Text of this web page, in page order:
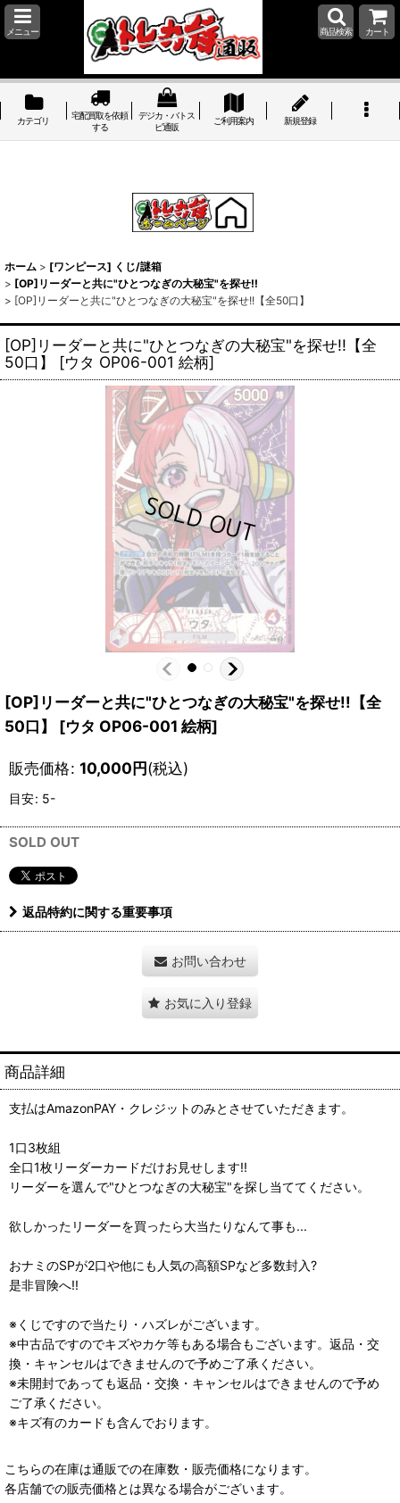
メニュー 商品検索 カート
カテゴリ
宅配買取を依頼
する
デジカ・バトス
ピ通販
ご利用案内 新規登録
ホーム > [ワンピース] くじ/謎箱
> [OP]リーダーと共に"ひとつなぎの大秘宝"を探せ!!
> [OP]リーダーと共に"ひとつなぎの大秘宝"を探せ!!【全50口】
[OP]リーダーと共に"ひとつなぎの大秘宝"を探せ!!【全
50口】
[ウタ OP06-001 絵柄]
[OP]リーダーと共に"ひとつなぎの大秘宝"を探せ!!【全
50口】
[ウタ OP06-001 絵柄]
販売価格: 10,000円(税込)
目安: 5-
SOLD OUT
返品特約に関する重要事項
お問い合わせ
お気に入り登録
商品詳細
支払はAmazonPAY・クレジットのみとさせていただきます。
1口3枚組
全口1枚リーダーカードだけお見せします!!
リーダーを選んで"ひとつなぎの大秘宝"を探し当ててください。
欲しかったリーダーを買ったら大当たりなんて事も...
おナミのSPが2口や他にも人気の高額SPなど多数封入?
是非冒険へ!!
※くじですので当たり・ハズレがございます。
※中古品ですのでキズやカケ等もある場合もございます。返品・交
換・キャンセルはできませんので予めご了承ください。
※未開封であっても返品・交換・キャンセルはできませんので予め
ご了承ください。
※キズ有のカードも含んでおります。
こちらの在庫は通販での在庫数・販売価格になります。
各店舗での販売価格とは異なる場合がございます。